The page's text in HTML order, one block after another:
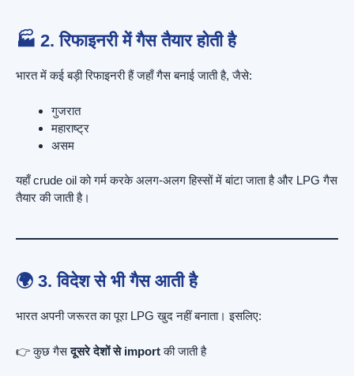
🏭 2. रिफाइनरी में गैस तैयार होती है
भारत में कई बड़ी रिफाइनरी हैं जहाँ गैस बनाई जाती है, जैसे:
गुजरात
महाराष्ट्र
असम
यहाँ crude oil को गर्म करके अलग-अलग हिस्सों में बांटा जाता है और LPG गैस
तैयार की जाती है।
🌍 3. विदेश से भी गैस आती है
भारत अपनी जरूरत का पूरा LPG खुद नहीं बनाता। इसलिए:
👉 कुछ गैसदूसरे देशों से importकी जाती है